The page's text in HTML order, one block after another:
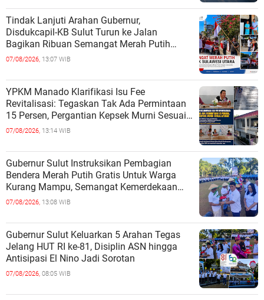
Tindak Lanjuti Arahan Gubernur,
Disdukcapil-KB Sulut Turun ke Jalan
Bagikan Ribuan Semangat Merah Putih
kepada Masyarakat
07/08/2026, 13:07 WIB
YPKM Manado Klarifikasi Isu Fee
Revitalisasi: Tegaskan Tak Ada Permintaan
15 Persen, Pergantian Kepsek Murni Sesuai
Aturan
07/08/2026, 13:14 WIB
Gubernur Sulut Instruksikan Pembagian
Bendera Merah Putih Gratis Untuk Warga
Kurang Mampu, Semangat Kemerdekaan
Harus Dirasakan Semua
07/08/2026, 13:08 WIB
Gubernur Sulut Keluarkan 5 Arahan Tegas
Jelang HUT RI ke-81, Disiplin ASN hingga
Antisipasi El Nino Jadi Sorotan
07/08/2026, 08:05 WIB